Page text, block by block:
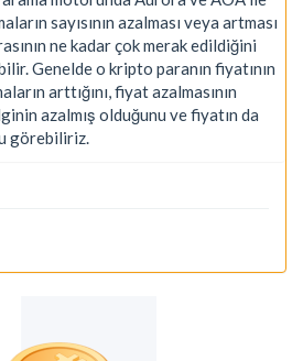
sayısının azalması veya artması
ne kadar çok merak edildiğini
Genelde o kripto paranın fiyatının
arttığını, fiyat azalmasının
azalmış olduğunu ve fiyatın da
görebiliriz.